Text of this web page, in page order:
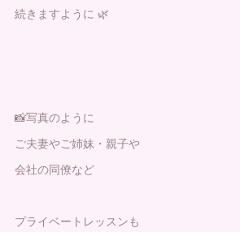
続きますように 🌿
📸写真のように
ご夫妻やご姉妹・親子や
会社の同僚など
プライベートレッスンも